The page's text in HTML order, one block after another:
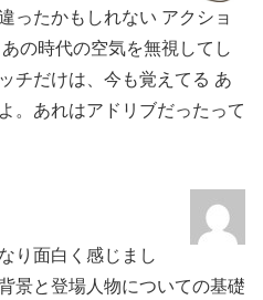
ったかもしれない アクショ
の時代の空気を無視してし
チだけは、今も覚えてる あ
。あれはアドリブだったって
り面白く感じまし
景と登場人物についての基礎